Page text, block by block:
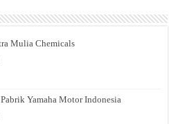
Mulia Chemicals
Yamaha Motor Indonesia